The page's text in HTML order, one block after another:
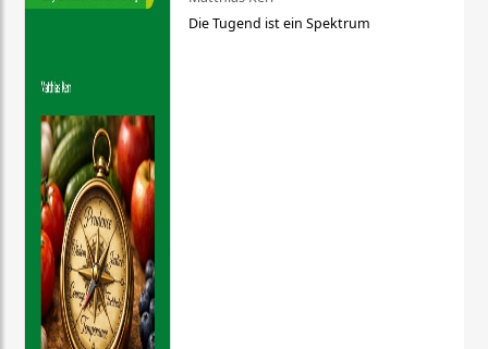
Die Tugend ist ein Spektrum